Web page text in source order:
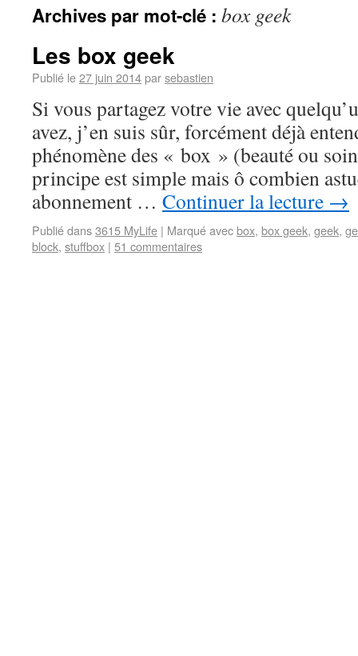
Archives par mot-clé : box geek
Les box geek
Publié le27 juin 2014parsebastien
Si vous partagez votre vie avec
avez, j’en suis sûr, forcément déjà
phénomène des « box » (beauté ou
principe est simple mais ô combien
abonnement … Continuer la lecture →
Publié dans3615 MyLife | Marqué avecbox, box geek, geek,
block, stuffbox | 51 commentaires